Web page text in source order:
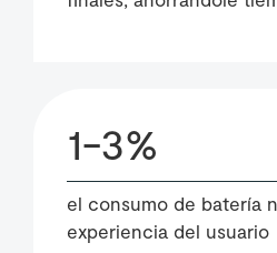
1-3%
el consumo de batería
experiencia del usuario